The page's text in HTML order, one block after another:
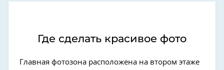
Где сделать красивое фото
Главная фотозона расположена на втором этаже